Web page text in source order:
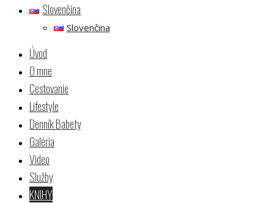
Slovenčina
Slovenčina
Úvod
O mne
Cestovanie
Lifestyle
Denník Babety
Galéria
Video
Služby
KNIHY